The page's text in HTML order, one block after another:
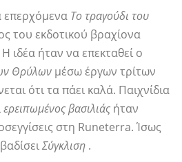
επερχόμενα Το τραγούδι του
του εκδοτικού βραχίονα
ιδέα ήταν να επεκταθεί ο
Θρύλων μέσω έργων τρίτων
ότι τα πάει καλά. Παιχνίδια
ερειπωμένος βασιλιάς ήταν
στη Runeterra. Ίσως
Σύγκλιση .